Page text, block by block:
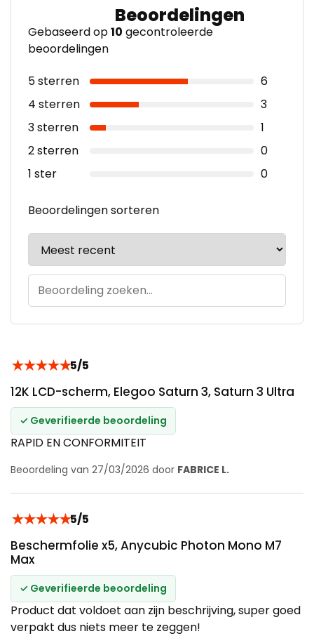
Gebaseerd op10 gecontroleerde
beoordelingen
5 sterren
6
4 sterren
3
3 sterren
1
2 sterren
0
1 ster
0
Beoordelingen sorteren
★★★★★5/5
12K LCD-scherm, Elegoo Saturn 3, Saturn 3 Ultra
✓ Geverifieerde beoordeling
RAPID EN CONFORMITEIT
Beoordeling van 27/03/2026 door FABRICE L.
★★★★★5/5
Beschermfolie x5, Anycubic Photon Mono M7
Max
✓ Geverifieerde beoordeling
Product dat voldoet aan zijn beschrijving, super goed
verpakt dus niets meer te zeggen!